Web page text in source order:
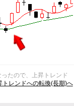
たので、上昇トレンド
トレンドへの転換(長期)へ